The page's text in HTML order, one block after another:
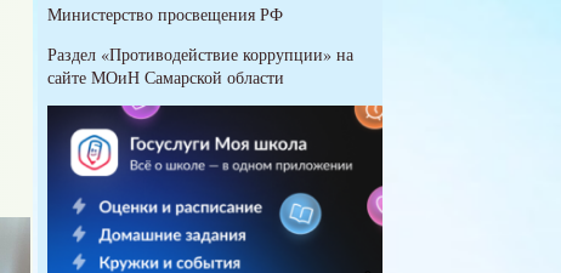
Министерство просвещения РФ
Раздел «Противодействие коррупции» на
сайте МОиН Самарской области